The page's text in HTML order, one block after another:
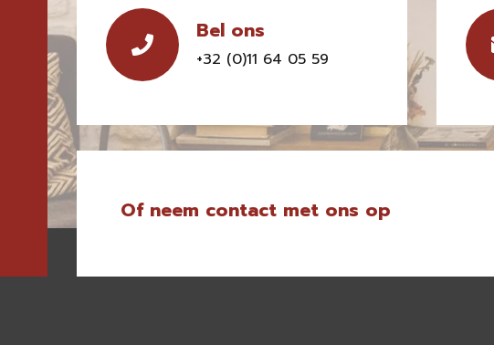
Bel ons
+32 (0)11 64 05 59
Of neem contact met ons op